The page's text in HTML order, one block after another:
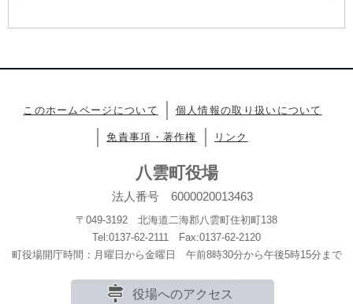
このホームページについて 個人情報の取り扱いについて
免責事項・著作権 リンク
八雲町役場
法人番号 6000020013463
〒049-3192 北海道二海郡八雲町住初町138
Tel:0137-62-2111 Fax:0137-62-2120
町役場開庁時間：月曜日から金曜日 午前8時30分から午後5時15分まで
役場へのアクセス